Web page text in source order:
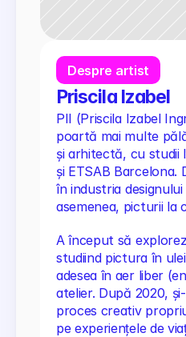
Despre artist
Priscila Izabel
PII (Priscila Izabel
poartă mai multe
și arhitectă, cu studii
și ETSAB Barcelona.
în industria designului
asemenea, picturii la
A început să
studiind pictura în
adesea în aer liber
atelier. După 2020,
proces creativ
pe experiențele de